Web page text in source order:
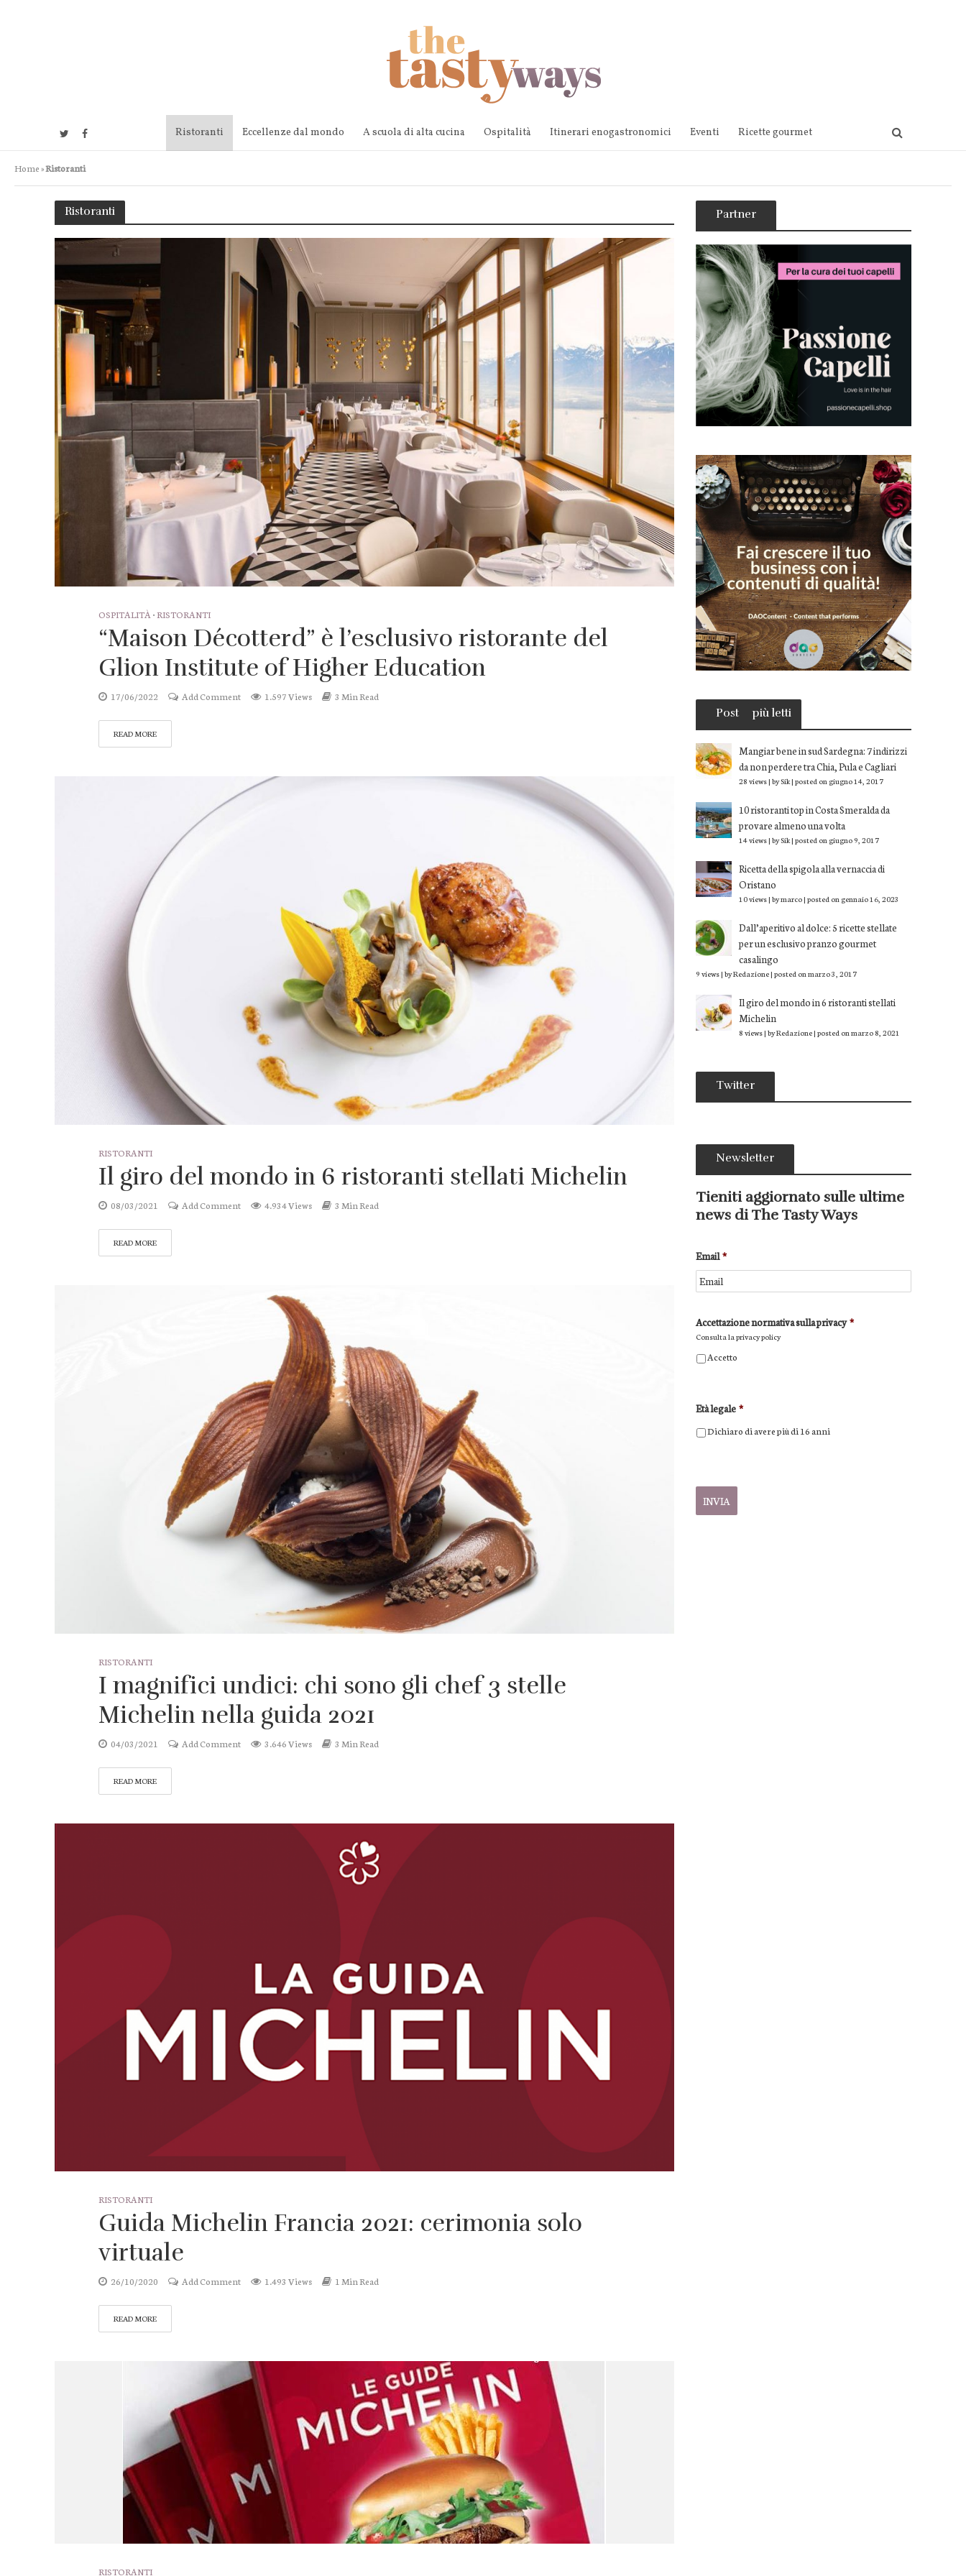
Ristoranti Eccellenze dal mondo A scuola di alta cucina Ospitalità Itinerari enogastronomici Eventi Ricette gourmet
Home»Ristoranti
Ristoranti
OSPITALITÀ •RISTORANTI
“Maison Décotterd” è l’esclusivo ristorante del
Glion Institute of Higher Education
17/06/2022 Add Comment 1.597 Views 3 Min Read
READ MORE
RISTORANTI
Il giro del mondo in 6 ristoranti stellati Michelin
08/03/2021 Add Comment 4.934 Views 3 Min Read
READ MORE
RISTORANTI
I magnifici undici: chi sono gli chef 3 stelle
Michelin nella guida 2021
04/03/2021 Add Comment 3.646 Views 3 Min Read
READ MORE
RISTORANTI
Guida Michelin Francia 2021: cerimonia solo
virtuale
26/10/2020 Add Comment 1.493 Views 1 Min Read
READ MORE
RISTORANTI
Partner
Post più letti
Mangiar bene in sud Sardegna: 7 indirizzi
da non perdere tra Chia, Pula e Cagliari
28 views |bySik |posted on giugno 14, 2017
10 ristoranti top in Costa Smeralda da
provare almeno una volta
14 views |bySik |posted on giugno 9, 2017
Ricetta della spigola alla vernaccia di
Oristano
10 views |bymarco |posted on gennaio 16, 2023
Dall’aperitivo al dolce: 5 ricette stellate
per un esclusivo pranzo gourmet
casalingo
9 views |byRedazione |posted on marzo 3, 2017
Il giro del mondo in 6 ristoranti stellati
Michelin
8 views |byRedazione |posted on marzo 8, 2021
Twitter
Newsletter
Tieniti aggiornato sulle ultime
news di The Tasty Ways
Email *
Accettazione normativa sulla privacy *
Consulta laprivacy policy
Accetto
Età legale *
Dichiaro di avere più di 16 anni